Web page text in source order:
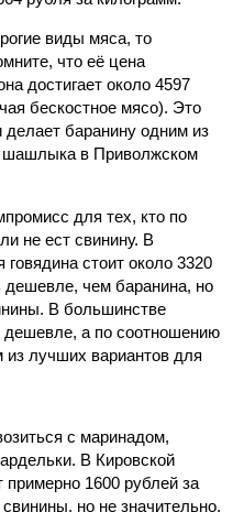
виды мяса, то
что её цена
достигает около 4597
бескостное мясо). Это
баранину одним из
шашлыка в Приволжском
для тех, кто по
не ест свинину. В
говядина стоит около 3320
дешевле, чем баранина, но
В большинстве
дешевле, а по соотношению
из лучших вариантов для
с маринадом,
В Кировской
примерно 1600 рублей за
но не значительно.